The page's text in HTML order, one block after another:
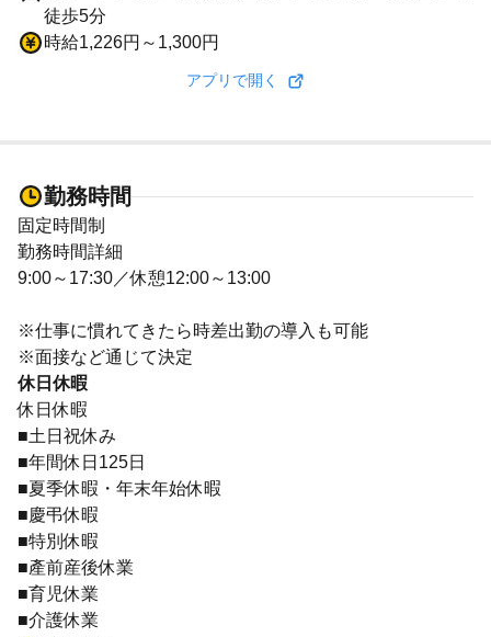
徒歩5分
時給1,226円～1,300円
アプリで開く
勤務時間
固定時間制
勤務時間詳細
9:00～17:30／休憩12:00～13:00
※仕事に慣れてきたら時差出勤の導入も可能
※面接など通じて決定
休日休暇
休日休暇
■土日祝休み
■年間休日125日
■夏季休暇・年末年始休暇
■慶弔休暇
■特別休暇
■產前産後休業
■育児休業
■介護休業